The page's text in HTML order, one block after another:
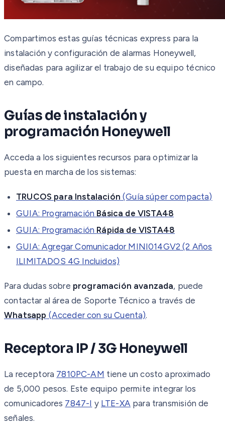
Compartimos estas guías técnicas express para la
instalación y configuración de alarmas Honeywell,
diseñadas para agilizar el trabajo de su equipo técnico
en campo.
Guías de instalación y
programación Honeywell
Acceda a los siguientes recursos para optimizar la
puesta en marcha de los sistemas:
TRUCOS para Instalación (Guía súper compacta)
GUIA: Programación Básica de VISTA48
GUIA: Programación Rápida de VISTA48
GUIA: Agregar Comunicador MINI014GV2 (2 Años
ILIMITADOS 4G Incluidos)
Para dudas sobre programación avanzada, puede
contactar al área de Soporte Técnico a través de
Whatsapp (Acceder con su Cuenta).
Receptora IP / 3G Honeywell
La receptora 7810PC-AM tiene un costo aproximado
de 5,000 pesos. Este equipo permite integrar los
comunicadores 7847-I y LTE-XA para transmisión de
señales.